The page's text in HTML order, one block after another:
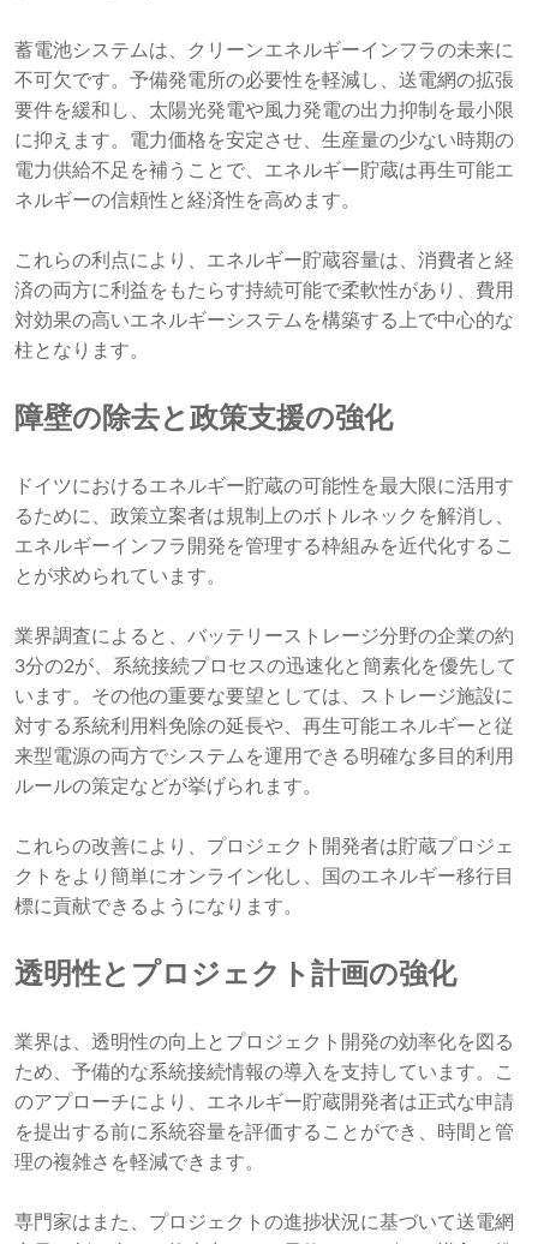
蓄電池システムは、クリーンエネルギーインフラの未来に
不可欠です。予備発電所の必要性を軽減し、送電網の拡張
要件を緩和し、太陽光発電や風力発電の出力抑制を最小限
に抑えます。電力価格を安定させ、生産量の少ない時期の
電力供給不足を補うことで、エネルギー貯蔵は再生可能エ
ネルギーの信頼性と経済性を高めます。
これらの利点により、エネルギー貯蔵容量は、消費者と経
済の両方に利益をもたらす持続可能で柔軟性があり、費用
対効果の高いエネルギーシステムを構築する上で中心的な
柱となります。
障壁の除去と政策支援の強化
ドイツにおけるエネルギー貯蔵の可能性を最大限に活用す
るために、政策立案者は規制上のボトルネックを解消し、
エネルギーインフラ開発を管理する枠組みを近代化するこ
とが求められています。
業界調査によると、バッテリーストレージ分野の企業の約
3分の2が、系統接続プロセスの迅速化と簡素化を優先して
います。その他の重要な要望としては、ストレージ施設に
対する系統利用料免除の延長や、再生可能エネルギーと従
来型電源の両方でシステムを運用できる明確な多目的利用
ルールの策定などが挙げられます。
これらの改善により、プロジェクト開発者は貯蔵プロジェ
クトをより簡単にオンライン化し、国のエネルギー移行目
標に貢献できるようになります。
透明性とプロジェクト計画の強化
業界は、透明性の向上とプロジェクト開発の効率化を図る
ため、予備的な系統接続情報の導入を支持しています。こ
のアプローチにより、エネルギー貯蔵開発者は正式な申請
を提出する前に系統容量を評価することができ、時間と管
理の複雑さを軽減できます。
専門家はまた、プロジェクトの進捗状況に基づいて送電網